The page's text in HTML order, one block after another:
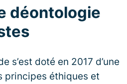
déontologie
s’est doté en 2017 d’une
principes éthiques et